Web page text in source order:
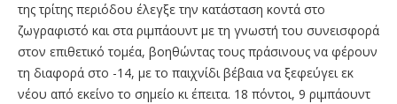
της τρίτης περιόδου έλεγξε την κατάσταση κοντά στο
ζωγραφιστό και στα ριμπάουντ με τη γνωστή του συνεισφορά
στον επιθετικό τομέα, βοηθώντας τους πράσινους να φέρουν
τη διαφορά στο -14, με το παιχνίδι βέβαια να ξεφεύγει εκ
νέου από εκείνο το σημείο κι έπειτα. 18 πόντοι, 9 ριμπάουντ